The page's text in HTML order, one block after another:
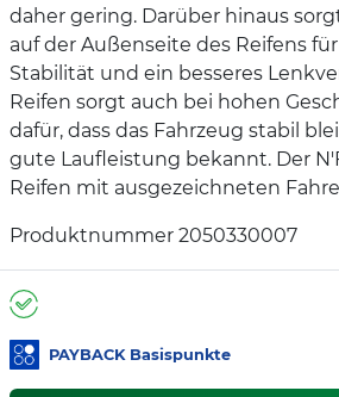
daher gering. Darüber hinaus
auf der Außenseite des Reifens
Stabilität und ein besseres
Reifen sorgt auch bei hohen
dafür, dass das Fahrzeug stabil
gute Laufleistung bekannt. Der
Reifen mit ausgezeichneten
Produktnummer 2050330007
PAYBACK Basispunkte